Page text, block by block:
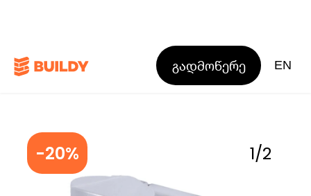
გადმოწერე EN
-20% 1/2